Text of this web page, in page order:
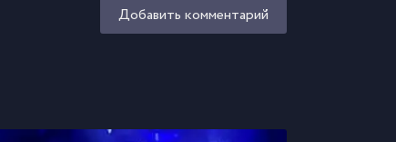
Добавить комментарий